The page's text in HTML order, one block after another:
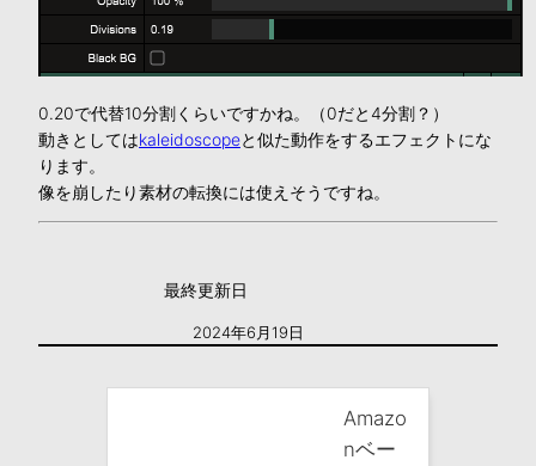
0.20で代替10分割くらいですかね。（0だと4分割？）
動きとしてはkaleidoscopeと似た動作をするエフェクトにな
ります。
像を崩したり素材の転換には使えそうですね。
最終更新日
2024年6月19日
Amazo
nベー